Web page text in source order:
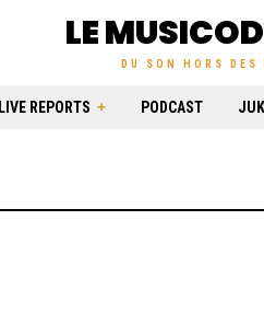
LE
DU SON HORS DES
LIVE REPORTS PODCAST